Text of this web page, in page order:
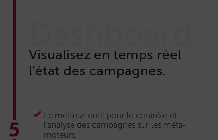
Visualisez en temps réel
l’état des campagnes.
Le meilleur outil pour le contrôle et
l’analyse des campagnes sur les méta-
moteurs.